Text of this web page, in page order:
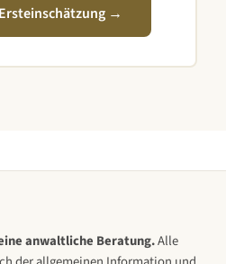
→
anwaltliche Beratung.Alle